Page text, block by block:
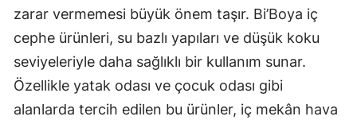
zarar vermemesi büyük önem taşır. Bi’Boya iç
cephe ürünleri, su bazlı yapıları ve düşük koku
seviyeleriyle daha sağlıklı bir kullanım sunar.
Özellikle yatak odası ve çocuk odası gibi
alanlarda tercih edilen bu ürünler, iç mekân hava